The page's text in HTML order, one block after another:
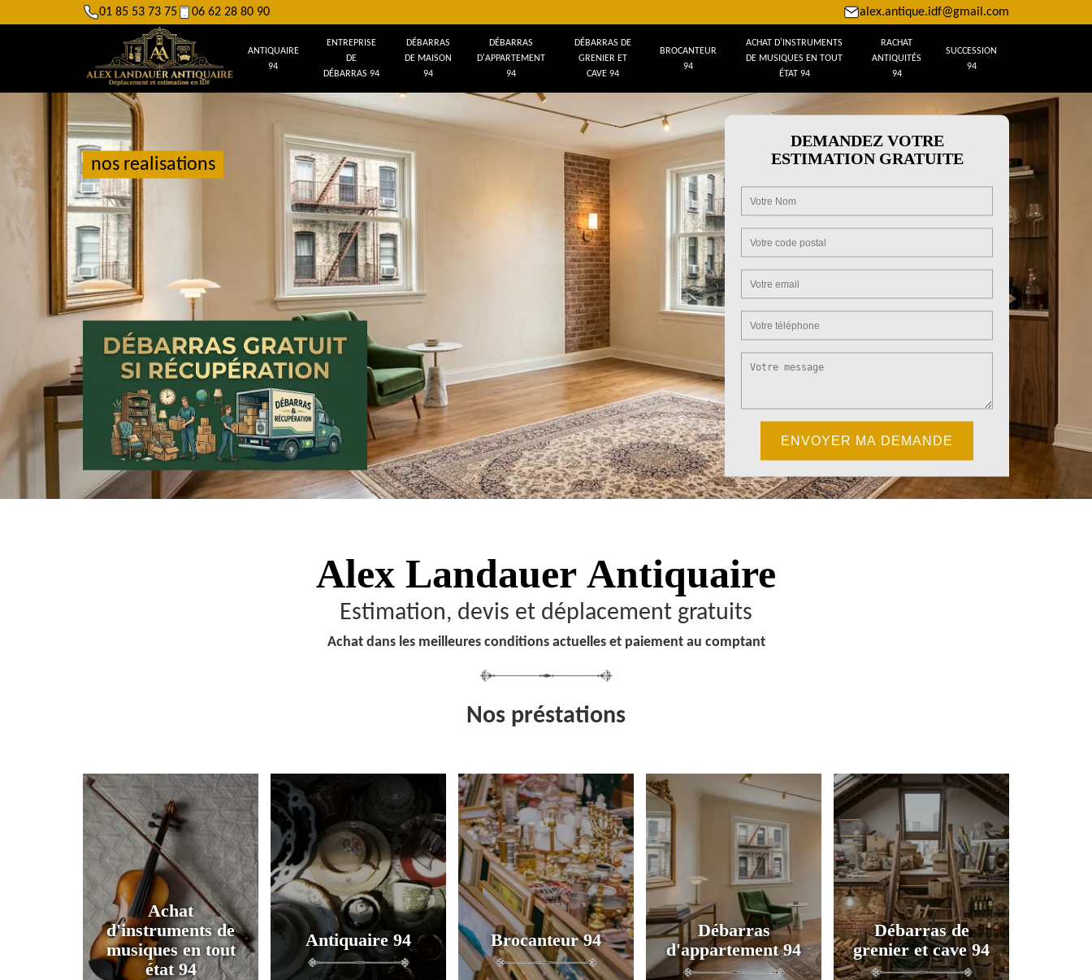
01 85 53 73 75 06 62 28 80 90 alex.antique.idf@gmail.com
ANTIQUAIRE
94
ENTREPRISE
DE
DÉBARRAS 94
DÉBARRAS
DE MAISON
94
DÉBARRAS
D'APPARTEMENT
94
DÉBARRAS DE
GRENIER ET
CAVE 94
BROCANTEUR
94
ACHAT D'INSTRUMENTS
DE MUSIQUES EN TOUT
ÉTAT 94
RACHAT
ANTIQUITÉS
94
SUCCESSION
94
DEMANDEZ VOTRE
ESTIMATION GRATUITE
nos realisations
Alex Landauer Antiquaire
Estimation, devis et déplacement gratuits
Achat dans les meilleures conditions actuelles et paiement au comptant
Nos préstations
Achat
d'instruments de
musiques en tout
état 94
Antiquaire 94 Brocanteur 94
Débarras
d'appartement 94
Débarras de
grenier et cave 94